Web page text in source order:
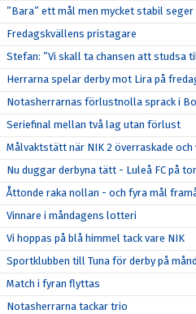
”Bara” ett mål men mycket stabil
Fredagskvällens pristagare
Stefan: ”Vi skall ta chansen att studsa
Herrarna spelar derby mot Lira på
Notasherrarnas förlustnolla sprack i
Seriefinal mellan två lag utan förlust
Målvaktstätt när NIK 2 överraskade och
Nu duggar derbyna tätt - Luleå FC på
Åttonde raka nollan - och fyra mål
Vinnare i måndagens lotteri
Vi hoppas på blå himmel tack vare NIK
Sportklubben till Tuna för derby på
Match i fyran flyttas
Notasherrarna tackar trio